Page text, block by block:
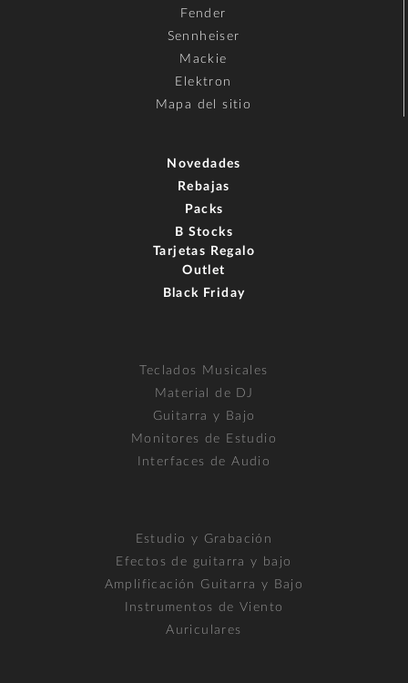
Fender
Sennheiser
Mackie
Elektron
Mapa del sitio
Novedades
Rebajas
Packs
B Stocks
Tarjetas Regalo
Outlet
Black Friday
Teclados Musicales
Material de DJ
Guitarra y Bajo
Monitores de Estudio
Interfaces de Audio
Estudio y Grabación
Efectos de guitarra y bajo
Amplificación Guitarra y Bajo
Instrumentos de Viento
Auriculares